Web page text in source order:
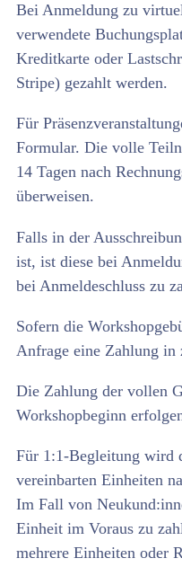
Bei Anmeldung zu
verwendete
Kreditkarte oder
Stripe) gezahlt werden.
Für
Formular. Die volle
14 Tagen nach
überweisen.
Falls in der
ist, ist diese bei
bei Anmeldeschluss zu
Sofern die
Anfrage eine Zahlung in
Die Zahlung der vollen
Workshopbeginn
Für 1:1-Begleitung wird
vereinbarten Einheiten
Im Fall von
Einheit im Voraus zu
mehrere Einheiten oder